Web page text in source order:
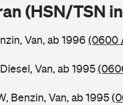
(HSN/TSN
Van, ab 1996 (0600
Van, ab 1995
Benzin, Van, ab 1995